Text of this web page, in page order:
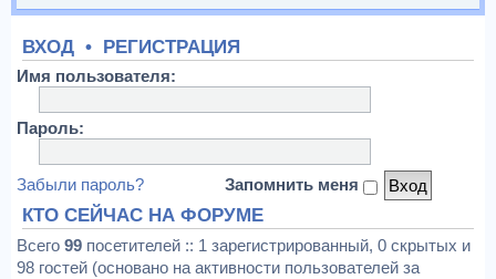
ВХОД • РЕГИСТРАЦИЯ
Имя пользователя:
Пароль:
Забыли пароль? Запомнить меня
КТО СЕЙЧАС НА ФОРУМЕ
Всего 99 посетителей :: 1 зарегистрированный, 0 скрытых и
98 гостей (основано на активности пользователей за